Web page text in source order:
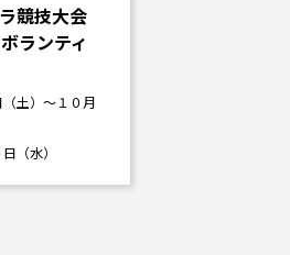
競技大会
ランティ
土）～１０月
（水）